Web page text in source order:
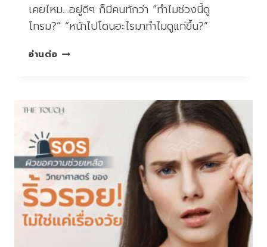
เคยไหม…อยู่ดีๆ ก็มีคนทักว่า “ทำไมช่วงนี้ดู
โทรม?” “หน้าไปโดนอะไรมาทำไมดูแก่ขึ้น?”
อ่านต่อผิว
ๆ
อันตราย
ที่
ไม่
ควร
มอง
ข้าม